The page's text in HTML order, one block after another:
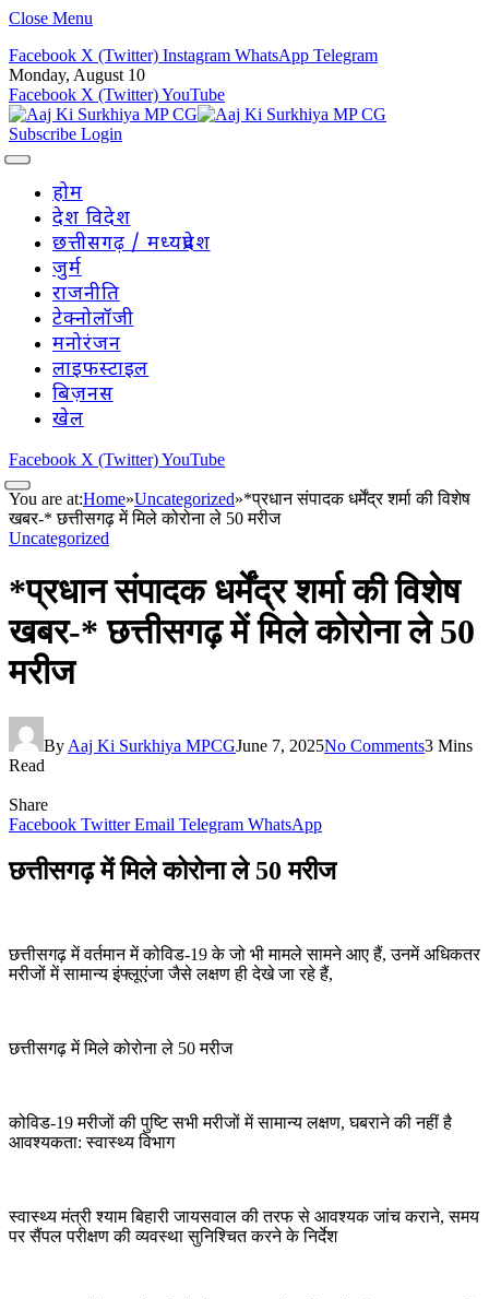
Close Menu
Facebook X (Twitter) Instagram WhatsApp Telegram
Monday, August 10
Facebook X (Twitter)YouTube
Subscribe Login
होम
देश विदेश
छत्तीसगढ़ / मध्यप्रदेश
जुर्म
राजनीति
टेक्नोलॉजी
मनोरंजन
लाइफस्टाइल
बिज़नस
खेल
Facebook X (Twitter)YouTube
You are at:Home»Uncategorized»*प्रधान संपादक धर्मेंद्र शर्मा की विशेष
खबर-* छत्तीसगढ़ में मिले कोरोना ले 50 मरीज
Uncategorized
*प्रधान संपादक धर्मेंद्र शर्मा की विशेष
खबर-* छत्तीसगढ़ में मिले कोरोना ले 50
मरीज
By Aaj Ki Surkhiya MPCGJune 7, 2025No Comments3 Mins
Read
Share
Facebook Twitter Email Telegram WhatsApp
छत्तीसगढ़ में मिले कोरोना ले 50 मरीज
छत्तीसगढ़ में वर्तमान में कोविड-19 के जो भी मामले सामने आए हैं, उनमें अधिकतर
मरीजों में सामान्य इंफ्लूएंजा जैसे लक्षण ही देखे जा रहे हैं,
छत्तीसगढ़ में मिले कोरोना ले 50 मरीज
कोविड-19 मरीजों की पुष्टि सभी मरीजों में सामान्य लक्षण, घबराने की नहीं है
आवश्यकता: स्वास्थ्य विभाग
स्वास्थ्य मंत्री श्याम बिहारी जायसवाल की तरफ से आवश्यक जांच कराने, समय
पर सैंपल परीक्षण की व्यवस्था सुनिश्चित करने के निर्देश